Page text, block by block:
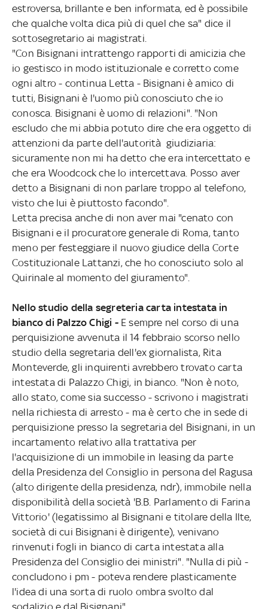
estroversa, brillante e ben informata, ed è possibile
che qualche volta dica più di quel che sa" dice il
sottosegretario ai magistrati.
"Con Bisignani intrattengo rapporti di amicizia che
io gestisco in modo istituzionale e corretto come
ogni altro - continua Letta - Bisignani è amico di
tutti, Bisignani è l'uomo più conosciuto che io
conosca. Bisignani è uomo di relazioni". "Non
escludo che mi abbia potuto dire che era oggetto di
attenzioni da parte dell'autorità giudiziaria:
sicuramente non mi ha detto che era intercettato e
che era Woodcock che lo intercettava. Posso aver
detto a Bisignani di non parlare troppo al telefono,
visto che lui è piuttosto facondo".
Letta precisa anche di non aver mai "cenato con
Bisignani e il procuratore generale di Roma, tanto
meno per festeggiare il nuovo giudice della Corte
Costituzionale Lattanzi, che ho conosciuto solo al
Quirinale al momento del giuramento".
Nello studio della segreteria carta intestata in
bianco di Palzzo Chigi - E sempre nel corso di una
perquisizione avvenuta il 14 febbraio scorso nello
studio della segretaria dell'ex giornalista, Rita
Monteverde, gli inquirenti avrebbero trovato carta
intestata di Palazzo Chigi, in bianco. "Non è noto,
allo stato, come sia successo - scrivono i magistrati
nella richiesta di arresto - ma è certo che in sede di
perquisizione presso la segretaria del Bisignani, in un
incartamento relativo alla trattativa per
l'acquisizione di un immobile in leasing da parte
della Presidenza del Consiglio in persona del Ragusa
(alto dirigente della presidenza, ndr), immobile nella
disponibilità della società 'B.B. Parlamento di Farina
Vittorio' (legatissimo al Bisignani e titolare della Ilte,
società di cui Bisignani è dirigente), venivano
rinvenuti fogli in bianco di carta intestata alla
Presidenza del Consiglio dei ministri". "Nulla di più -
concludono i pm - poteva rendere plasticamente
l'idea di una sorta di ruolo ombra svolto dal
sodalizio e dal Bisignani".